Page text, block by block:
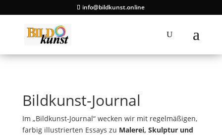
info@bildkunst.online
Bildkunst-Journal
Im „Bildkunst-Journal“ wecken wir mit regelmäßigen,
farbig illustrierten Essays zu Malerei, Skulptur und